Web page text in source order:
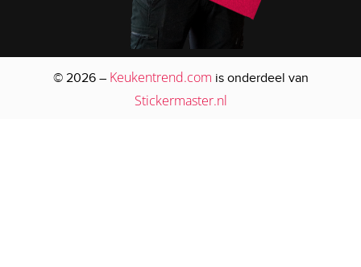
© 2026 – Keukentrend.com is onderdeel van
Stickermaster.nl